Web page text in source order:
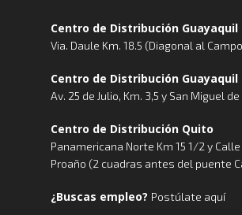
Centro de Distribución Guayaquil
Via. Daule Km. 18.5 (Diagonal al
Centro de Distribución Guayaquil
Av. 25 de Julio, Km. 3,5 y San Miguel
Centro de Distribución Quito
Panamericana Norte Km 15 1/2 y
Proaño (2 cuadras antes del puente
¿Buscas empleo? Postúlate aquí